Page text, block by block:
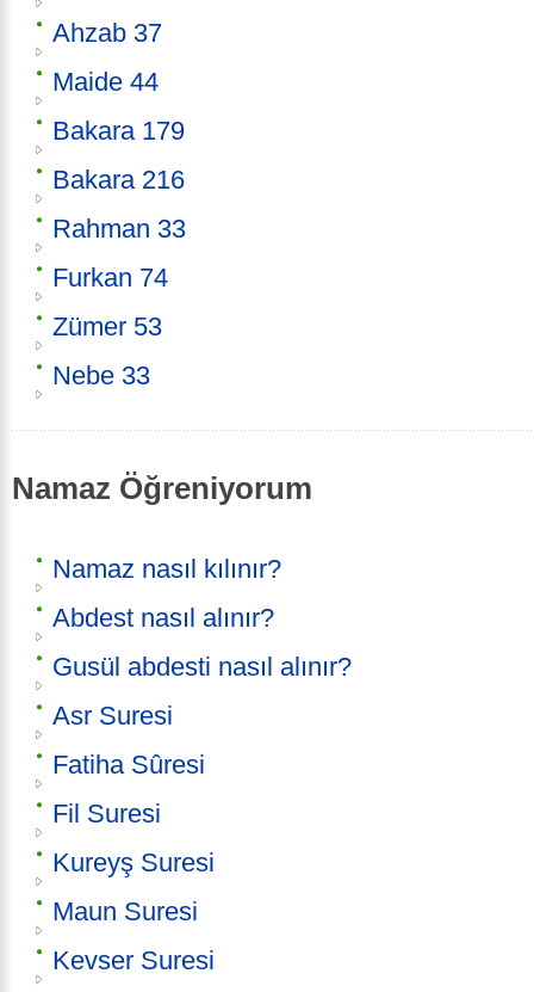
Ahzab 37
Maide 44
Bakara 179
Bakara 216
Rahman 33
Furkan 74
Zümer 53
Nebe 33
Namaz Öğreniyorum
Namaz nasıl kılınır?
Abdest nasıl alınır?
Gusül abdesti nasıl alınır?
Asr Suresi
Fatiha Sûresi
Fil Suresi
Kureyş Suresi
Maun Suresi
Kevser Suresi